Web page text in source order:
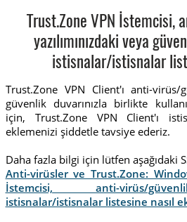
Trust.Zone VPN
yazılımınızdaki veya
istisnalar/istisnalar
Trust.Zone VPN Client'ı anti-virüs/
güvenlik duvarınızla birlikte
için, Trust.Zone VPN Client'ı
eklemenizi şiddetle tavsiye ederiz.
Daha fazla bilgi için lütfen aşağıdaki
Anti-virüsler ve Trust.Zone:
İstemcisi, anti-virüs/
istisnalar/istisnalar listesine nasıl